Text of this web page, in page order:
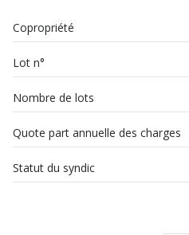
ascenseur
salon/sejour
cuisine
Copropriété
Lot n°
Nombre de lots
Quote part annuelle des charges
Statut du syndic